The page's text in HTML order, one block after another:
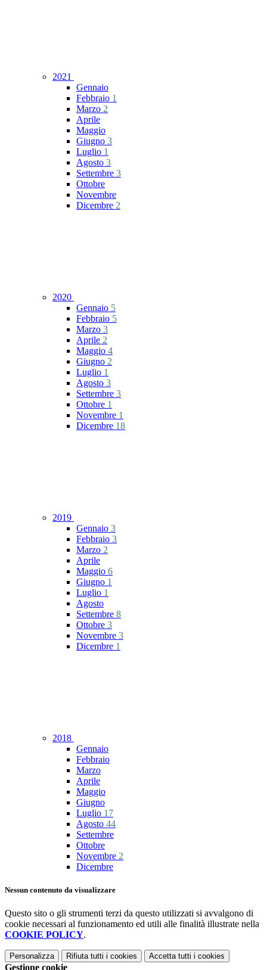
2021
Gennaio
Febbraio 1
Marzo 2
Aprile
Maggio
Giugno 3
Luglio 1
Agosto 3
Settembre 3
Ottobre
Novembre
Dicembre 2
2020
Gennaio 5
Febbraio 5
Marzo 3
Aprile 2
Maggio 4
Giugno 2
Luglio 1
Agosto 3
Settembre 3
Ottobre 1
Novembre 1
Dicembre 18
2019
Gennaio 3
Febbraio 3
Marzo 2
Aprile
Maggio 6
Giugno 1
Luglio 1
Agosto
Settembre 8
Ottobre 3
Novembre 3
Dicembre 1
2018
Gennaio
Febbraio
Marzo
Aprile
Maggio
Giugno
Luglio 17
Agosto 44
Settembre
Ottobre
Novembre 2
Dicembre
Nessun contenuto da visualizzare
Questo sito o gli strumenti terzi da questo utilizzati si avvalgono di
cookie necessari al funzionamento ed utili alle finalità illustrate nella
COOKIE POLICY.
Personalizza Rifiuta tutti i cookies Accetta tutti i cookies
Gestione cookie